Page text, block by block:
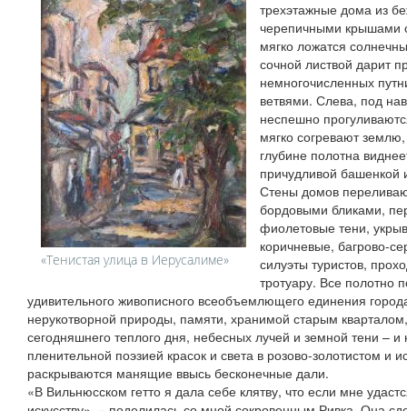
«Тенистая улица в Иерусалиме»
трехэтажные дома из
черепичными крышами
мягко ложатся
сочной листвой дарит
немногочисленных
ветвями. Слева, под
неспешно
мягко согревают
глубине полотна
причудливой башенкой
Стены домов
бордовыми бликами,
фиолетовые тени,
коричневые, багрово-
силуэты туристов,
тротуару. Все полотно
удивительного живописного всеобъемлющего единения
нерукотворной природы, памяти, хранимой старым
сегодняшнего теплого дня, небесных лучей и земной тени –
пленительной поэзией красок и света в розово-золотистом и
раскрываются манящие ввысь бесконечные дали.
«В Вильнюсском гетто я дала себе клятву, что если мне